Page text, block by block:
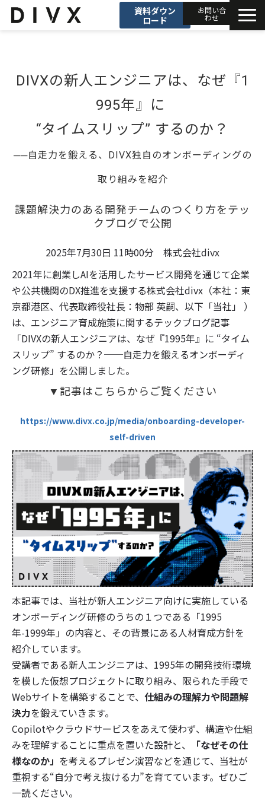
資料ダウン
ロード
お問い合
わせ
プロダクト
開発事例
お知らせ
DIVXの新人エンジニアは、なぜ『1
995年』に
“タイムスリップ” するのか？
──自走力を鍛える、DIVX独自のオンボーディングの
取り組みを紹介
課題解決力のある開発チームのつくり方をテッ
クブログで公開
2025年7月30日 11時00分 株式会社divx
2021年に創業しAIを活用したサービス開発を通じて企業
や公共機関のDX推進を支援する株式会社divx（本社：東
京都港区、代表取締役社長：物部 英嗣、以下「当社」 ）
は、エンジニア育成施策に関するテックブログ記事
「DIVXの新人エンジニアは、なぜ『1995年』に “タイム
スリップ” するのか？──自走力を鍛えるオンボーディ
ング研修」を公開しました。
▼記事はこちらからご覧ください
https://www.divx.co.jp/media/onboarding-developer-
self-driven
本記事では、当社が新人エンジニア向けに実施している
オンボーディング研修のうちの１つである「1995
年-1999年」の内容と、その背景にある人材育成方針を
紹介しています。
受講者である新人エンジニアは、1995年の開発技術環境
を模した仮想プロジェクトに取り組み、限られた手段で
Webサイトを構築することで、 仕組みの理解力や問題解
決力を鍛えていきます。
Copilotやクラウドサービスをあえて使わず、構造や仕組
みを理解することに重点を置いた設計と、
「なぜその仕
様なのか」 を考えるプレゼン演習などを通じて、当社が
重視する“自分で考え抜ける力”を育てています。ぜひご
一読ください。